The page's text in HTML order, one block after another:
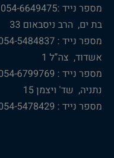
מספר נייד :054-6649475
בת ים, הרב ניסבאום 33
מספר נייד : 054-5484837
אשדוד, צה”ל 1
מספר נייד : 054-6799769
נתניה, שד' ויצמן 15
מספר נייד : 054-5478429